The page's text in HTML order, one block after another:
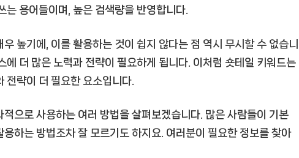
는 용어들이며, 높은 검색량을 반영합니다.
높기에, 이를 활용하는 것이 쉽지 않다는 점 역시 무시할 수 없습니
에 더 많은 노력과 전략이 필요하게 됩니다. 이처럼 숏테일 키워드는
전략이 더 필요한 요소입니다.
으로 사용하는 여러 방법을 살펴보겠습니다. 많은 사람들이 기본
하는 방법조차 잘 모르기도 하지요. 여러분이 필요한 정보를 찾아